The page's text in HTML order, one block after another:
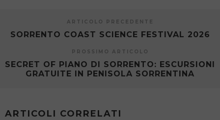
ARTICOLO PRECEDENTE
SORRENTO COAST SCIENCE FESTIVAL 2026
PROSSIMO ARTICOLO
SECRET OF PIANO DI SORRENTO: ESCURSIONI
GRATUITE IN PENISOLA SORRENTINA
ARTICOLI CORRELATI